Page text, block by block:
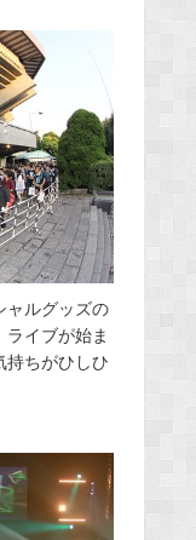
ャルグッズの
イブが始ま
持ちがひしひ